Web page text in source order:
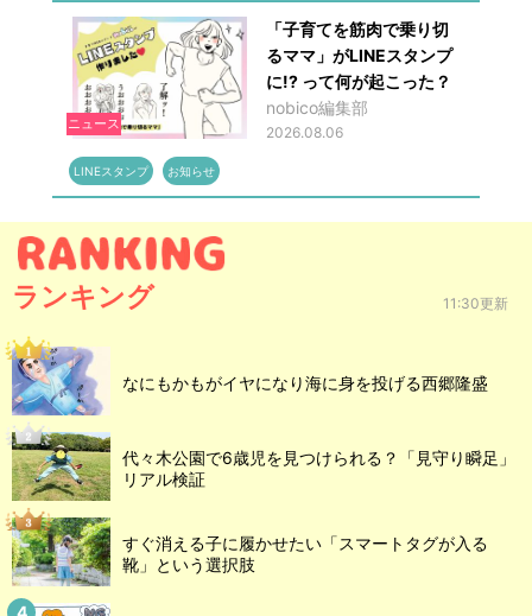
ニュース
「子育てを筋肉で乗り切
るママ」がLINEスタンプ
に!? って何が起こった？
nobico編集部
2026.08.06
LINEスタンプ お知らせ
ランキング 11:30更新
なにもかもがイヤになり海に身を投げる西郷隆盛
代々木公園で6歳児を見つけられる？「見守り瞬足」
リアル検証
すぐ消える子に履かせたい「スマートタグが入る
靴」という選択肢